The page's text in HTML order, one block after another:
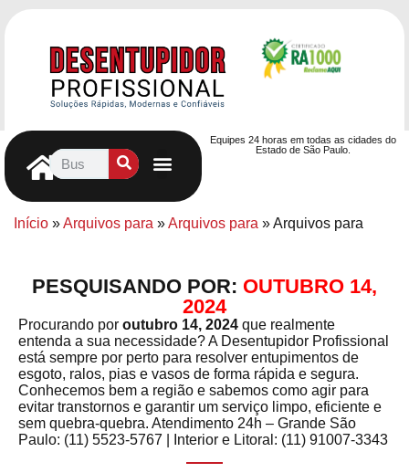
Equipes 24 horas em todas as cidades do
Estado de São Paulo.
Início »Arquivos para »Arquivos para »Arquivos para
PESQUISANDO POR: OUTUBRO 14,
2024
Procurando por outubro 14, 2024 que realmente
entenda a sua necessidade? A Desentupidor Profissional
está sempre por perto para resolver entupimentos de
esgoto, ralos, pias e vasos de forma rápida e segura.
Conhecemos bem a região e sabemos como agir para
evitar transtornos e garantir um serviço limpo, eficiente e
sem quebra-quebra. Atendimento 24h – Grande São
Paulo: (11) 5523-5767 | Interior e Litoral: (11) 91007-3343